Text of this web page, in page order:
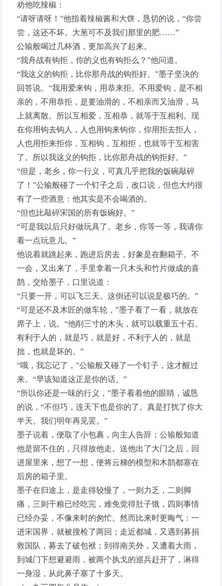
劝他吃辣椒：
“请呀请呀！”他指着辣椒酱和大饼，恳切的说，“你尝
尝，这还不坏。大葱可不及我们那里的肥……”
公输般喝过几杯酒，更加高兴了起来。
“我舟战有钩拒，你的义也有钩拒么？”他问道。
“我这义的钩拒，比你那舟战的钩拒好。”墨子坚决的
回答说。“我用爱来钩，用恭来拒。不用爱钩，是不相
亲的，不用恭拒，是要油滑的，不相亲而又油滑，马
上就离散。所以互相爱，互相恭，就等于互相利。现
在你用钩去钩人，人也用钩来钩你，你用拒去拒人，
人也用拒来拒你，互相钩，互相拒，也就等于互相害
了。所以我这义的钩拒，比你那舟战的钩拒好。”
“但是，老乡，你一行义，可真几乎把我的饭碗敲碎
了！”公输般碰了一个钉子之后，改口说，但也大约很
有了一些酒意：他其实是不会喝酒的。
“但也比敲碎宋国的所有饭碗好。”
“可是我以后只好做玩具了。老乡，你等一等，我请你
看一点玩意儿。”
他说着就跳起来，跑进后房去，好象是在翻箱子。不
一会，又出来了，手里拿着一只木头和竹片做成的喜
鹊，交给墨子，口里说道：
“只要一开，可以飞三天。这倒还可以说是极巧的。”
“可是还不及木匠的做车轮，”墨子看了一看，就放在
席子上，说。“他削三寸的木头，就可以载重五十石。
有利于人的，就是巧，就是好，不利于人的，就是
拙，也就是坏的。”
“哦，我忘记了，”公输般又碰了一个钉子，这才醒过
来。“早该知道这正是你的话。”
“所以你还是一味的行义，”墨子看着他的眼睛，诚恳
的说，“不但巧，连天下也是你的了。真是打扰了你大
半天。我们明年再见罢。”
墨子说着，便取了小包裹，向主人告辞；公输般知道
他是留不住的，只得放他走。送他出了大门之后，回
进屋里来，想了一想，便将云梯的模型和木鹊都塞在
后房的箱子里。
墨子在归途上，是走得较慢了，一则力乏，二则脚
痛，三则干粮已经吃完，难免觉得肚子饿，四则事情
已经办妥，不像来时的匆忙。然而比来时更晦气：一
进宋国界，就被搜检了两回；走近都城，又遇到募捐
救国队，募去了破包袱；到得南关外，又遭着大雨，
到城门下想避避雨，被两个执戈的巡兵赶开了，淋得
一身湿，从此鼻子塞了十多天。